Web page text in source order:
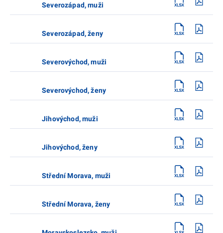
Severozápad, muži
Severozápad, ženy
Severovýchod, muži
Severovýchod, ženy
Jihovýchod, muži
Jihovýchod, ženy
Střední Morava, muži
Střední Morava, ženy